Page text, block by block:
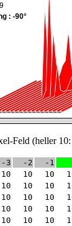
: -90°
Feld (heller
3 -2 -1
10 10 10
10 10 10
10 10 10
10 10 10
10 10 10